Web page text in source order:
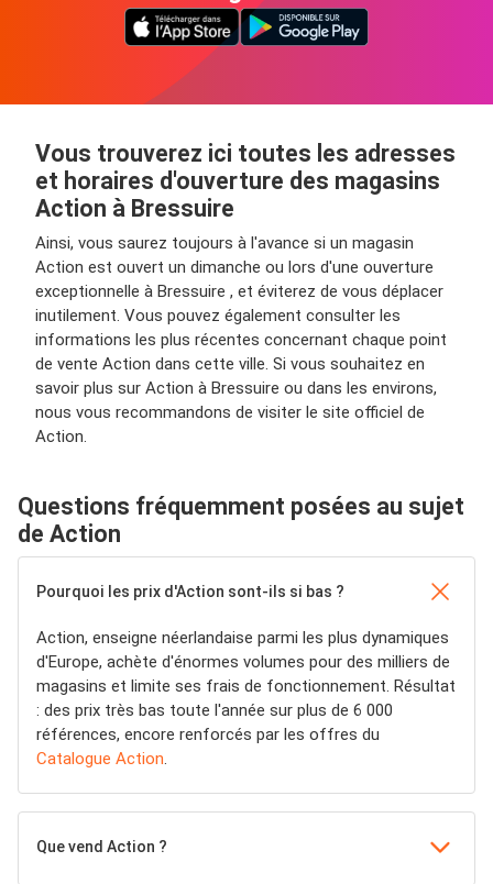
Vous trouverez ici toutes les adresses
et horaires d'ouverture des magasins
Action à Bressuire
Ainsi, vous saurez toujours à l'avance si un magasin
Action est ouvert un dimanche ou lors d'une ouverture
exceptionnelle à Bressuire , et éviterez de vous déplacer
inutilement. Vous pouvez également consulter les
informations les plus récentes concernant chaque point
de vente Action dans cette ville. Si vous souhaitez en
savoir plus sur Action à Bressuire ou dans les environs,
nous vous recommandons de visiter le site officiel de
Action.
Questions fréquemment posées au sujet
de Action
Pourquoi les prix d'Action sont-ils si bas ?
Action, enseigne néerlandaise parmi les plus dynamiques
d'Europe, achète d'énormes volumes pour des milliers de
magasins et limite ses frais de fonctionnement. Résultat
: des prix très bas toute l'année sur plus de 6 000
références, encore renforcés par les offres du
Catalogue Action.
Que vend Action ?